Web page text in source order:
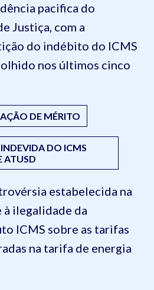
pacifica do
Justiça, com a
do indébito do ICMS
nos últimos cinco
DE MÉRITO
DO ICMS
ATUSD
estabelecida na
à ilegalidade da
ICMS sobre as tarifas
na tarifa de energia